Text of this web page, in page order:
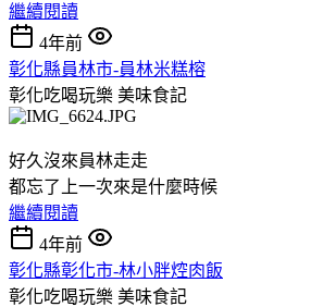
繼續閱讀
4年前
彰化縣員林市-員林米糕榕
彰化吃喝玩樂 美味食記
好久沒來員林走走
都忘了上一次來是什麼時候
繼續閱讀
4年前
彰化縣彰化市-林小胖焢肉飯
彰化吃喝玩樂 美味食記